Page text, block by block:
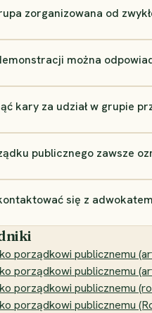
zorganizowana od
można
kary za udział w grupie
publicznego zawsze
się z
porządkowi publicznemu
porządkowi publicznemu
porządkowi publicznemu
porządkowi publicznemu